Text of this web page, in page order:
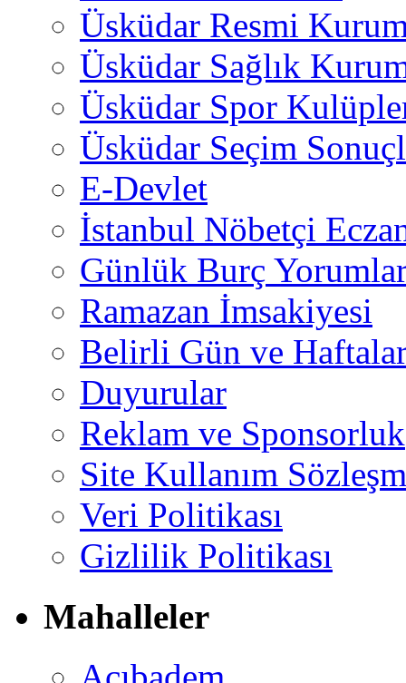
Üsküdar Resmi
Üsküdar Sağlık
Üsküdar Spor
Üsküdar Seçim
E-Devlet
İstanbul Nöbetçi
Günlük Burç
Ramazan İmsakiyesi
Belirli Gün ve
Duyurular
Reklam ve Sponsorluk
Site Kullanım
Veri Politikası
Gizlilik Politikası
Mahalleler